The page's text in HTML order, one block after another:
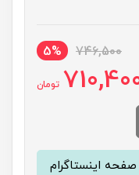
746,500
5%
تومان
اینستاگرام